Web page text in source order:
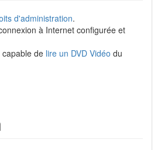
d'administration.
à Internet configurée et
de lire un DVD Vidéo du